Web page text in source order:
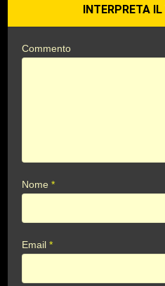
INTERPRETA
Commento
Nome*
Email*